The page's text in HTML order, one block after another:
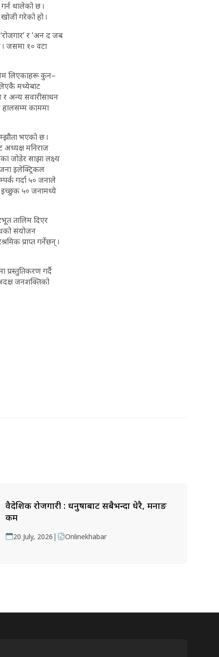
थालेको छ ।
गरेको हो ।
र ‘अन द जब
जसमा १० वटा
लिएकाहरू कुन–
मध्येबाट
र अन्य सवारीसाधन
हालसम्म काममा
भएको छ ।
अध्यक्ष मनिराज
जोडेर साझा लक्ष्य
इलेक्ट्रिकल
गर्दा ५० जनाले
इच्छुक ५० जनामध्ये
तालिम दिएर
संयोजन
प्राप्त गर्नेछन् ।
प्रस्तुतिकरण गर्दै
जनशक्तिको
वैदेशिक रोजगारी : धनुषाबाट सबैभन्दा धेरै, मनाङ
कम
20 July, 2026 | Onlinekhabar